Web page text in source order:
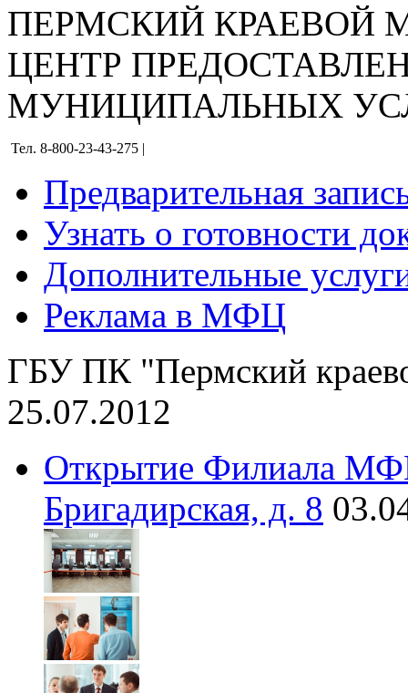
ПЕРМСКИЙ КРАЕВОЙ
ЦЕНТР
МУНИЦИПАЛЬНЫХ
Тел. 8-800-23-43-275 |
Предварительная
Узнать о готовности
Дополнительные
Реклама в МФЦ
ГБУ ПК "Пермский
25.07.2012
Открытие Филиала
Бригадирская, д. 8